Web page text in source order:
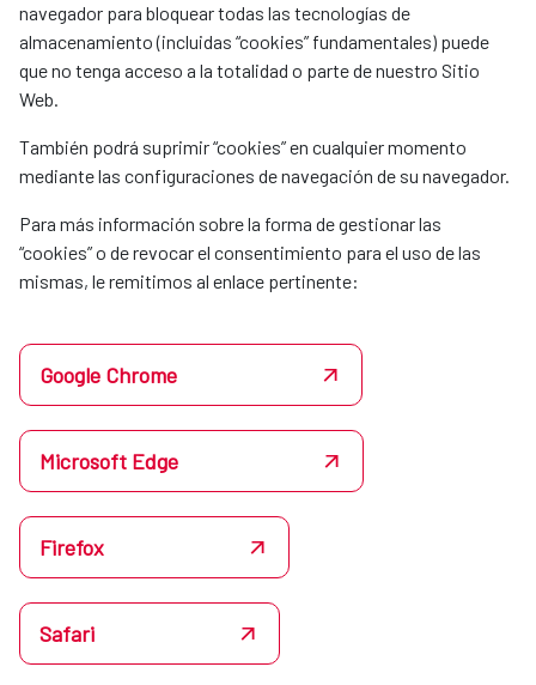
navegador para bloquear todas las tecnologías de
almacenamiento (incluidas “cookies” fundamentales) puede
que no tenga acceso a la totalidad o parte de nuestro Sitio
Web.
También podrá suprimir “cookies” en cualquier momento
mediante las configuraciones de navegación de su navegador.
Para más información sobre la forma de gestionar las
“cookies” o de revocar el consentimiento para el uso de las
mismas, le remitimos al enlace pertinente:
Google Chrome
Microsoft Edge
Firefox
Safari